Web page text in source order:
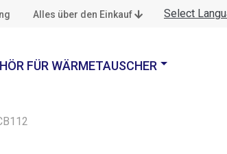
Alles über den Einkauf Select
FÜR WÄRMETAUSCHER